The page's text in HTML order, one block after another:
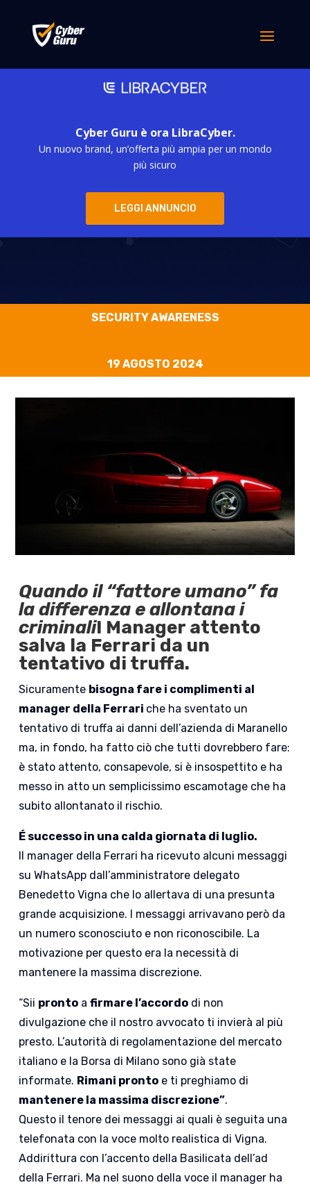
Cyber Guru è ora LibraCyber.
Un nuovo brand, un’offerta più ampia per un mondo
più sicuro
LEGGI ANNUNCIO
Deepfake:
sventata truffa
alla Ferrari
SECURITY AWARENESS
19 AGOSTO 2024
Quando il “fattore umano” fa
la differenza e allontana i
criminali! Manager attento
salva la Ferrari da un
tentativo di truffa.
Sicuramente bisogna fare i complimenti al
manager della Ferrari che ha sventato un
tentativo di truffa ai danni dell’azienda di Maranello
ma, in fondo, ha fatto ciò che tutti dovrebbero fare:
è stato attento, consapevole, si è insospettito e ha
messo in atto un semplicissimo escamotage che ha
subito allontanato il rischio.
É successo in una calda giornata di luglio.
Il manager della Ferrari ha ricevuto alcuni messaggi
su WhatsApp dall’amministratore delegato
Benedetto Vigna che lo allertava di una presunta
grande acquisizione. I messaggi arrivavano però da
un numero sconosciuto e non riconoscibile. La
motivazione per questo era la necessità di
mantenere la massima discrezione.
“Sii pronto afirmare l’accordo di non
divulgazione che il nostro avvocato ti invierà al più
presto. L’autorità di regolamentazione del mercato
italiano e la Borsa di Milano sono già state
informate. Rimani pronto e ti preghiamo di
mantenere la massima discrezione”.
Questo il tenore dei messaggi ai quali è seguita una
telefonata con la voce molto realistica di Vigna.
Addirittura con l’accento della Basilicata dell’ad
della Ferrari. Ma nel suono della voce il manager ha